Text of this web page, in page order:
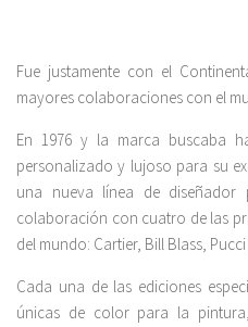
Fue justamente con el
mayores colaboraciones con el
En 1976 y la marca buscaba
personalizado y lujoso para su
una nueva línea de diseñador
colaboración con cuatro de las
del mundo: Cartier, Bill Blass,
Cada una de las ediciones
únicas de color para la